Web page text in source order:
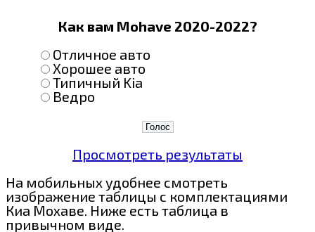
Как вам Mohave 2020-2022?
Отличное авто
Хорошее авто
Типичный Kia
Ведро
Просмотреть результаты
На мобильных удобнее смотреть
изображение таблицы с комплектациями
Киа Мохаве. Ниже есть таблица в
привычном виде.